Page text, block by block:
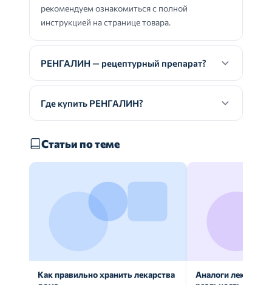
рекомендуем ознакомиться с полной
инструкцией на странице товара.
РЕНГАЛИН — рецептурный препарат?
Где купить РЕНГАЛИН?
Статьи по теме
Как правильно хранить лекарства
Аналоги